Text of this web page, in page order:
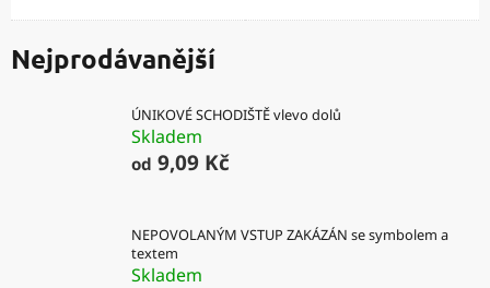
Nejprodávanější
ÚNIKOVÉ SCHODIŠTĚ vlevo dolů
Skladem
od 9,09 Kč
NEPOVOLANÝM VSTUP ZAKÁZÁN se symbolem a
textem
Skladem